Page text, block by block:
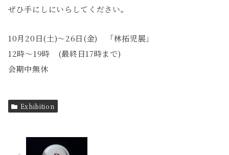
ぜひ手にしにいらしてください。
10月20日(土)〜26日(金) 「林拓児展」
12時〜19時 (最終日17時まで)
会期中無休
Exhibition